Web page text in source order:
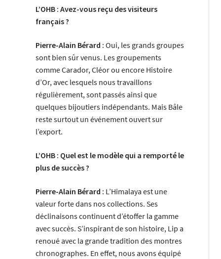
L’OHB : Avez-vous reçu des visiteurs
français ?
Pierre-Alain Bérard : Oui, les grands groupes
sont bien sûr venus. Les groupements
comme Carador, Cléor ou encore Histoire
d’Or, avec lesquels nous travaillons
régulièrement, sont passés ainsi que
quelques bijoutiers indépendants. Mais Bâle
reste surtout un événement ouvert sur
l’export.
L’OHB : Quel est le modèle qui a remporté le
plus de succès ?
Pierre-Alain Bérard : L’Himalaya est une
valeur forte dans nos collections. Ses
déclinaisons continuent d’étoffer la gamme
avec succès. S’inspirant de son histoire, Lip a
renoué avec la grande tradition des montres
chronographes. En effet, nous avons équipé